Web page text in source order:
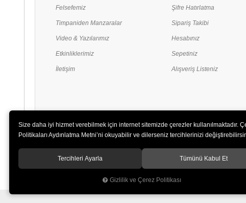
Felsefemiz
Timpaniden Manzaralar
Video & Yazılarımız
Etkinliklerimiz
İletişim
Şifre Hatırlatma
Sipariş Takibi
Hesabınız
Sepetiniz
Alışveriş Listeniz
Size daha iyi hizmet verebilmek için internet sitemizde çerezler kullanılmaktadır.
Politikaları Aydınlatma Metni’ni okuyabilir ve dilerseniz tercihlerinizi
Tercihleri Ayarla Tümünü Kabul Et
Gizlilik ve Çerez Politikası